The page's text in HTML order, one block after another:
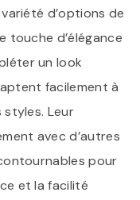
d’options de
touche d’élégance
un look
facilement à
Leur
avec d’autres
pour
et la facilité